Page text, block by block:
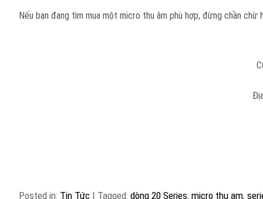
Nếu bạn đang tìm mua một micro thu âm phù hợp, đừng chần chừ
Posted in: Tin Tức | Tagged:dòng 20 Series,micro thu am,